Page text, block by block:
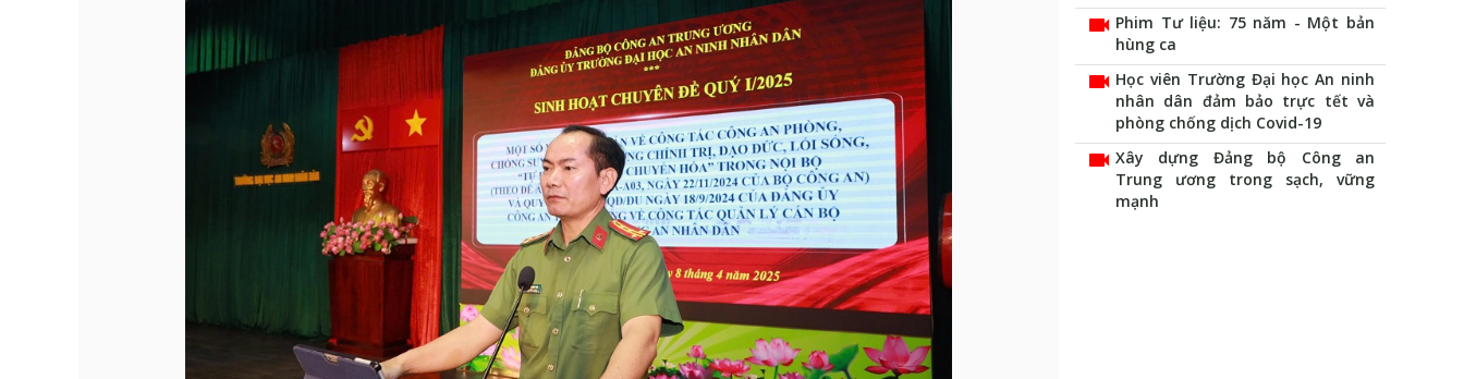
videocam Phim Tư liệu: 75 năm - Một bản
hùng ca
videocam Học viên Trường Đại học An ninh
nhân dân đảm bảo trực tết và
phòng chống dịch Covid-19
videocam Xây dựng Đảng bộ Công an
Trung ương trong sạch, vững
mạnh